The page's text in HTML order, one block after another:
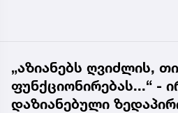
„აზიანებს ღვიძლის,
ფუნქციონირებას...“ -
დაზიანებული